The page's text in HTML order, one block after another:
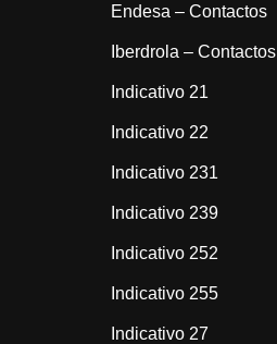
Endesa – Contactos
Iberdrola – Contactos
Indicativo 21
Indicativo 22
Indicativo 231
Indicativo 239
Indicativo 252
Indicativo 255
Indicativo 27